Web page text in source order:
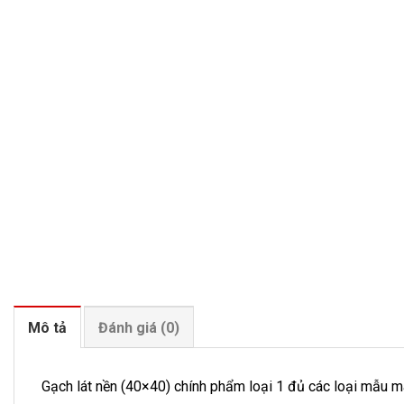
Mô tả Đánh giá (0)
Gạch lát nền (40×40) chính phẩm loại 1 đủ các loại mẫu